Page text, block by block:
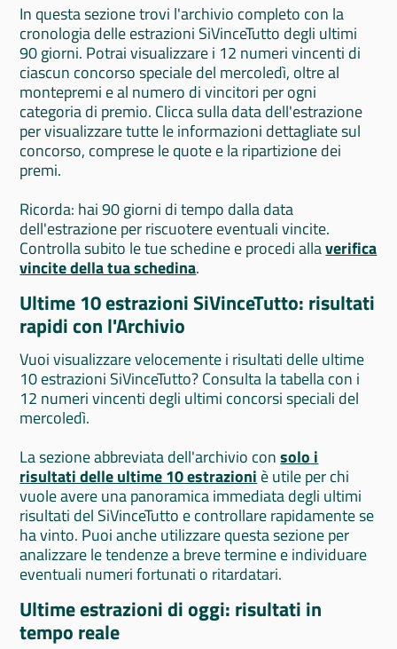
In questa sezione trovi l'archivio completo con la
cronologia delle estrazioni SiVinceTutto degli ultimi
90 giorni. Potrai visualizzare i 12 numeri vincenti di
ciascun concorso speciale del mercoledì, oltre al
montepremi e al numero di vincitori per ogni
categoria di premio. Clicca sulla data dell'estrazione
per visualizzare tutte le informazioni dettagliate sul
concorso, comprese le quote e la ripartizione dei
premi.
Ricorda: hai 90 giorni di tempo dalla data
dell'estrazione per riscuotere eventuali vincite.
Controlla subito le tue schedine e procedi allaverifica
vincite della tua schedina.
Ultime 10 estrazioni SiVinceTutto: risultati
rapidi con l'Archivio
Vuoi visualizzare velocemente i risultati delle ultime
10 estrazioni SiVinceTutto? Consulta la tabella con i
12 numeri vincenti degli ultimi concorsi speciali del
mercoledì.
La sezione abbreviata dell'archivio consolo i
risultati delle ultime 10 estrazioniè utile per chi
vuole avere una panoramica immediata degli ultimi
risultati del SiVinceTutto e controllare rapidamente se
ha vinto. Puoi anche utilizzare questa sezione per
analizzare le tendenze a breve termine e individuare
eventuali numeri fortunati o ritardatari.
Ultime estrazioni di oggi: risultati in
tempo reale